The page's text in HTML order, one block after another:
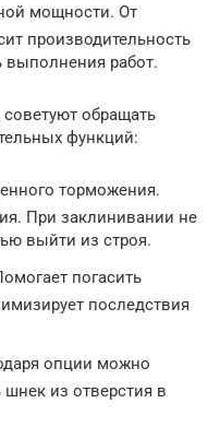
мощности. От
производительность
выполнения работ.
обращать
функций:
торможения.
При заклинивании не
выйти из строя.
погасить
последствия
опции можно
из отверстия в